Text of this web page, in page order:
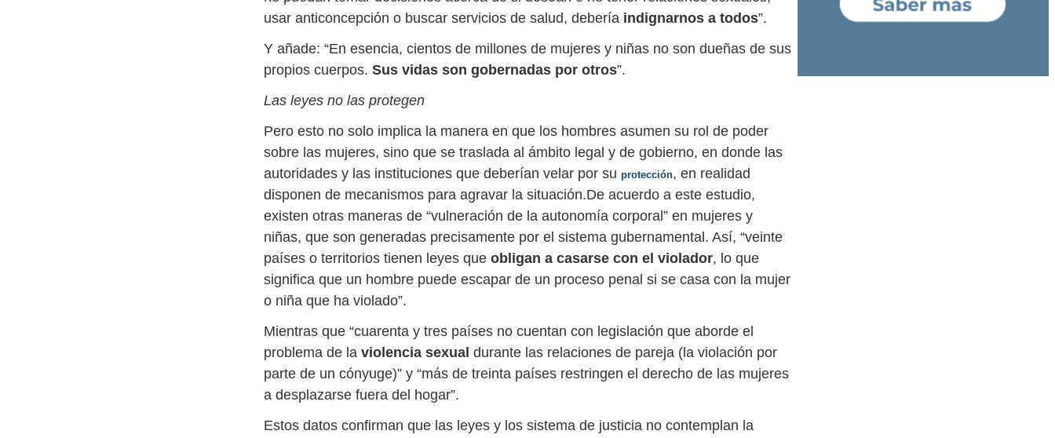
usar anticoncepción o buscar servicios de salud, debería indignarnos a todos”.
Y añade: “En esencia, cientos de millones de mujeres y niñas no son dueñas de sus
propios cuerpos. Sus vidas son gobernadas por otros”.
Las leyes no las protegen
Pero esto no solo implica la manera en que los hombres asumen su rol de poder
sobre las mujeres, sino que se traslada al ámbito legal y de gobierno, en donde las
autoridades y las instituciones que deberían velar por su protección, en realidad
disponen de mecanismos para agravar la situación.De acuerdo a este estudio,
existen otras maneras de “vulneración de la autonomía corporal” en mujeres y
niñas, que son generadas precisamente por el sistema gubernamental. Así, “veinte
países o territorios tienen leyes que obligan a casarse con el violador, lo que
significa que un hombre puede escapar de un proceso penal si se casa con la mujer
o niña que ha violado”.
Mientras que “cuarenta y tres países no cuentan con legislación que aborde el
problema de la violencia sexual durante las relaciones de pareja (la violación por
parte de un cónyuge)” y “más de treinta países restringen el derecho de las mujeres
a desplazarse fuera del hogar”.
Estos datos confirman que las leyes y los sistema de justicia no contemplan la